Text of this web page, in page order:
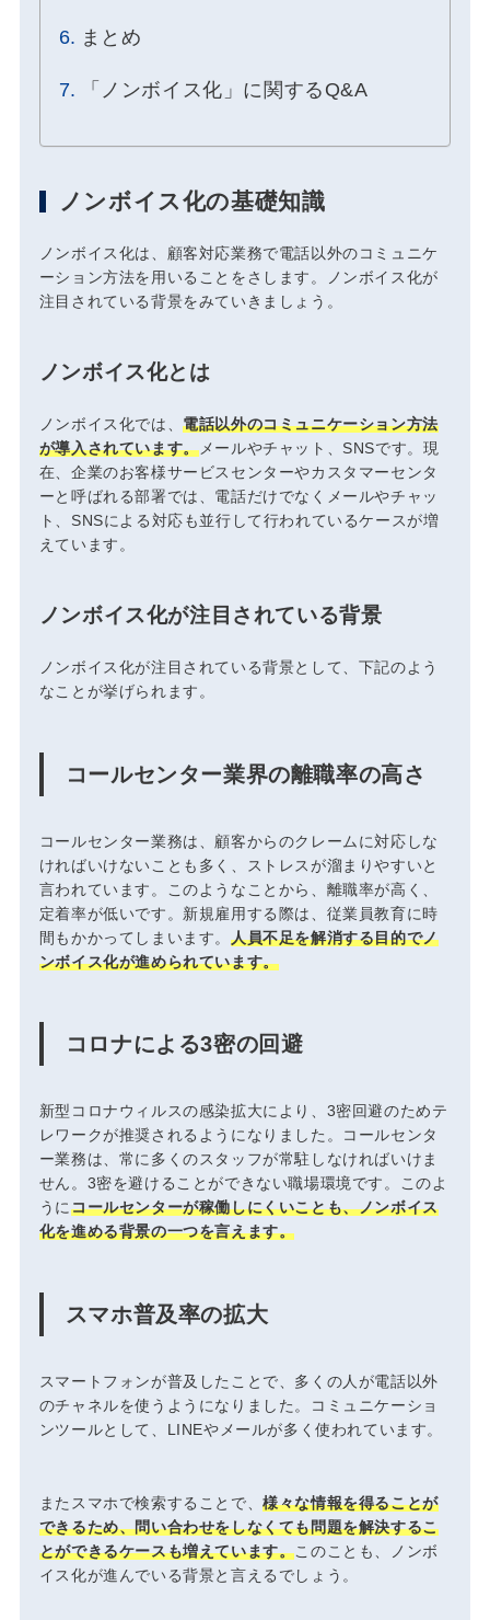
まとめ
「ノンボイス化」に関するQ&A
ノンボイス化の基礎知識
ノンボイス化は、顧客対応業務で電話以外のコミュニケ
ーション方法を用いることをさします。ノンボイス化が
注目されている背景をみていきましょう。
ノンボイス化とは
ノンボイス化では、電話以外のコミュニケーション方法
が導入されています。メールやチャット、SNSです。現
在、企業のお客様サービスセンターやカスタマーセンタ
ーと呼ばれる部署では、電話だけでなくメールやチャッ
ト、SNSによる対応も並行して行われているケースが増
えています。
ノンボイス化が注目されている背景
ノンボイス化が注目されている背景として、下記のよう
なことが挙げられます。
コールセンター業界の離職率の高さ
コールセンター業務は、顧客からのクレームに対応しな
ければいけないことも多く、ストレスが溜まりやすいと
言われています。このようなことから、離職率が高く、
定着率が低いです。新規雇用する際は、従業員教育に時
間もかかってしまいます。人員不足を解消する目的でノ
ンボイス化が進められています。
コロナによる3密の回避
新型コロナウィルスの感染拡大により、3密回避のためテ
レワークが推奨されるようになりました。コールセンタ
ー業務は、常に多くのスタッフが常駐しなければいけま
せん。3密を避けることができない職場環境です。このよ
うにコールセンターが稼働しにくいことも、ノンボイス
化を進める背景の一つを言えます。
スマホ普及率の拡大
スマートフォンが普及したことで、多くの人が電話以外
のチャネルを使うようになりました。コミュニケーショ
ンツールとして、LINEやメールが多く使われています。
またスマホで検索することで、様々な情報を得ることが
できるため、問い合わせをしなくても問題を解決するこ
とができるケースも増えています。このことも、ノンボ
イス化が進んでいる背景と言えるでしょう。